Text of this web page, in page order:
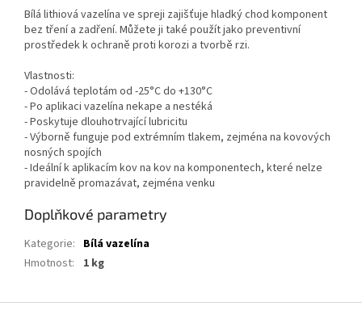
Bílá lithiová vazelína ve spreji zajišťuje hladký chod komponent
bez tření a zadření. Můžete ji také použít jako preventivní
prostředek k ochraně proti korozi a tvorbě rzi.
Vlastnosti:
- Odolává teplotám od -25°C do +130°C
- Po aplikaci vazelína nekape a nestéká
- Poskytuje dlouhotrvající lubricitu
- Výborně funguje pod extrémním tlakem, zejména na kovových
nosných spojích
- Ideální k aplikacím kov na kov na komponentech, které nelze
pravidelně promazávat, zejména venku
Doplňkové parametry
Kategorie: Bílá vazelína
Hmotnost: 1 kg